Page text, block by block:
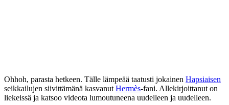
Ohhoh, parasta hetkeen. Tälle lämpeää taatusti jokainen Hapsiaisen
seikkailujen siivittämänä kasvanut Hermès-fani. Allekirjoittanut on
liekeissä ja katsoo videota lumoutuneena uudelleen ja uudelleen.